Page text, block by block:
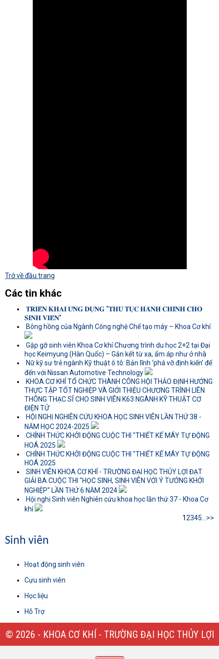
Trở về đầu trang
Các tin khác
𝐓𝐑𝐈𝐄̂̉𝐍 𝐊𝐇𝐀𝐈 𝐔̛́𝐍𝐆 𝐃𝐔̣𝐍𝐆 “𝐓𝐇𝐔̉ 𝐓𝐔̣𝐂 𝐇𝐀̀𝐍𝐇 𝐂𝐇𝐈́𝐍𝐇 𝐂𝐇𝐎
𝐒𝐈𝐍𝐇 𝐕𝐈𝐄̂𝐍”
Bông hồng của Ngành Công nghệ Chế tạo máy – Khoa Cơ khí
Gặp gỡ sinh viên Khoa Cơ khí Chương trình du học 2+2 tại Đại
học Keimyung (Hàn Quốc) – Gắn kết từ xa, ấm áp như ở nhà
Nữ kỹ sư trẻ ngành Kỹ thuật ô tô: Bản lĩnh ‘phá vỡ định kiến’ để
đến với Nissan Automotive Technology
KHOA CƠ KHÍ TỔ CHỨC THÀNH CÔNG HỘI THẢO ĐỊNH HƯỚNG
THỰC TẬP TỐT NGHIỆP VÀ GIỚI THIỆU CHƯƠNG TRÌNH LIÊN
THÔNG THẠC SĨ CHO SINH VIÊN K63 NGÀNH KỸ THUẬT CƠ
ĐIỆN TỬ
HỘI NGHỊ NGHIÊN CỨU KHOA HỌC SINH VIÊN LẦN THỨ 38 -
NĂM HỌC 2024-2025
CHÍNH THỨC KHỞI ĐỘNG CUỘC THI "THIẾT KẾ MÁY TỰ ĐỘNG
HOÁ 2025
CHÍNH THỨC KHỞI ĐỘNG CUỘC THI "THIẾT KẾ MÁY TỰ ĐỘNG
HOÁ 2025
SINH VIÊN KHOA CƠ KHÍ - TRƯỜNG ĐẠI HỌC THỦY LỢI ĐẠT
GIẢI BA CUỘC THI "HỌC SINH, SINH VIÊN VỚI Ý TƯỞNG KHỞI
NGHIỆP" LẦN THỨ 6 NĂM 2024
Hội nghị Sinh viên Nghiên cứu khoa học lần thứ 37 - Khoa Cơ
khí
12345 >>
Sinh viên
Hoạt động sinh viên
Cựu sinh viên
Học liệu
Hỗ Trợ
© 2026 - KHOA CƠ KHÍ - TRƯỜNG ĐẠI HỌC THỦY LỢI